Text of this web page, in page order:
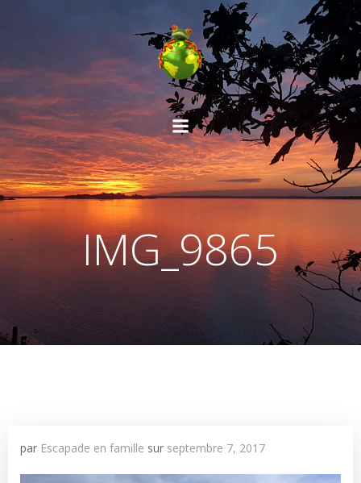
Aller
au
contenu
IMG_9865
par Escapade en famille sur septembre 7, 2017